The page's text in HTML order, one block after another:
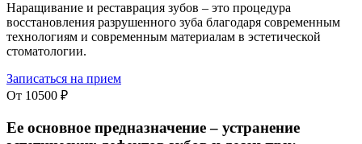
Наращивание и реставрация зубов – это процедура
восстановления разрушенного зуба благодаря современным
технологиям и современным материалам в эстетической
стоматологии.
Записаться на прием
От 10500 ₽
Ее основное предназначение – устранение